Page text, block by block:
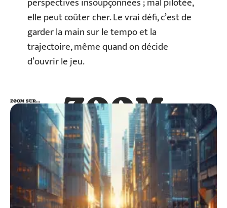
elle peut coûter cher. Le vrai défi, c’est de
garder la main sur le tempo et la
trajectoire, même quand on décide
d’ouvrir le jeu.
ZOOM
SUR…
ZOOM SUR…